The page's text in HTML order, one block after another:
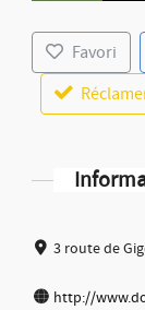
Favori
3 route de
http://